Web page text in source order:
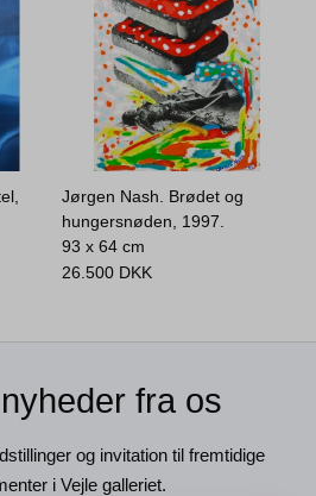
Jørgen Nash. Brødet og
hungersnøden, 1997.
93 x 64 cm
26.500 DKK
fra os
og invitation til fremtidige
i Vejle galleriet.